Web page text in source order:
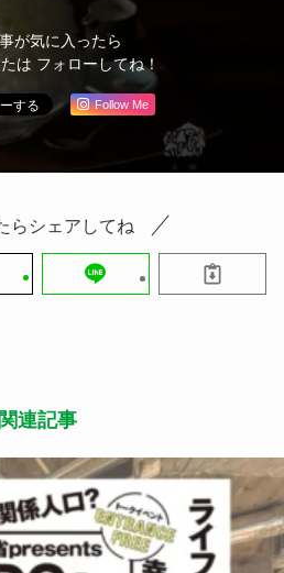
が気に入ったら
は フォローしてね！
Follow Me
らシェアしてね
関連記事